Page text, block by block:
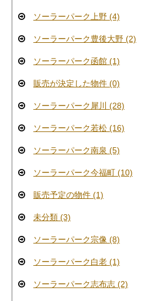
ソーラーパーク上野 (4)
ソーラーパーク豊後大野 (2)
ソーラーパーク函館 (1)
販売が決定した物件 (0)
ソーラーパーク犀川 (28)
ソーラーパーク若松 (16)
ソーラーパーク南泉 (5)
ソーラーパーク今福町 (10)
販売予定の物件 (1)
未分類 (3)
ソーラーパーク宗像 (8)
ソーラーパーク白老 (1)
ソーラーパーク志布志 (2)